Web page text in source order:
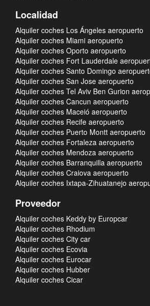
Localidad
Alquiler coches Los Ángeles aeropuerto
Alquiler coches Miami aeropuerto
Alquiler coches Oporto aeropuerto
Alquiler coches Fort Lauderdale
Alquiler coches Santo Domingo
Alquiler coches San Jose aeropuerto
Alquiler coches Tel Aviv Ben Gurion
Alquiler coches Cancun aeropuerto
Alquiler coches Maceió aeropuerto
Alquiler coches Recife aeropuerto
Alquiler coches Puerto Montt aeropuerto
Alquiler coches Fortaleza aeropuerto
Alquiler coches Mendoza aeropuerto
Alquiler coches Barranquilla aeropuerto
Alquiler coches Craiova aeropuerto
Alquiler coches Ixtapa-Zihuatanejo
Proveedor
Alquiler coches Keddy by Europcar
Alquiler coches Rhodium
Alquiler coches City car
Alquiler coches Ecovia
Alquiler coches Eurocar
Alquiler coches Hubber
Alquiler coches Cicar